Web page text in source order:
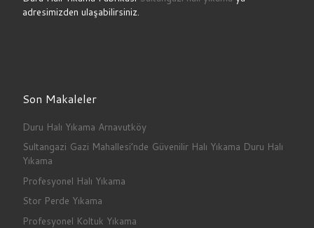
adresimizden ulaşabilirsiniz.
Son Makaleler
Duru Halı Yıkama Arnavutköy
Sultangazi Gazi Mahallesi’nde Güvenilir Halı Yıkama Duru Halı
Yıkama
Profesyonel Halı Yıkama
Stor Perde Yıkama
Profesyonel Koltuk Yıkama